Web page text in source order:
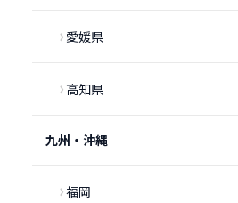
愛媛県
高知県
九州・沖縄
福岡